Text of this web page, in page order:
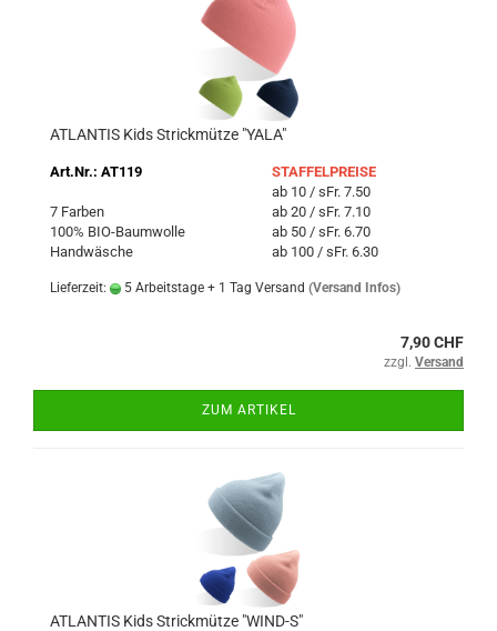
ATLANTIS Kids Strickmütze "YALA"
Art.Nr.: AT119
STAFFELPREISE
ab 10 / sFr. 7.50
7 Farben
ab 20 / sFr. 7.10
100% BIO-Baumwolle
ab 50 / sFr. 6.70
Handwäsche
ab 100 / sFr. 6.30
Lieferzeit: 5 Arbeitstage + 1 Tag Versand (Versand Infos)
7,90 CHF
zzgl. Versand
ZUM ARTIKEL
ATLANTIS Kids Strickmütze "WIND-S"